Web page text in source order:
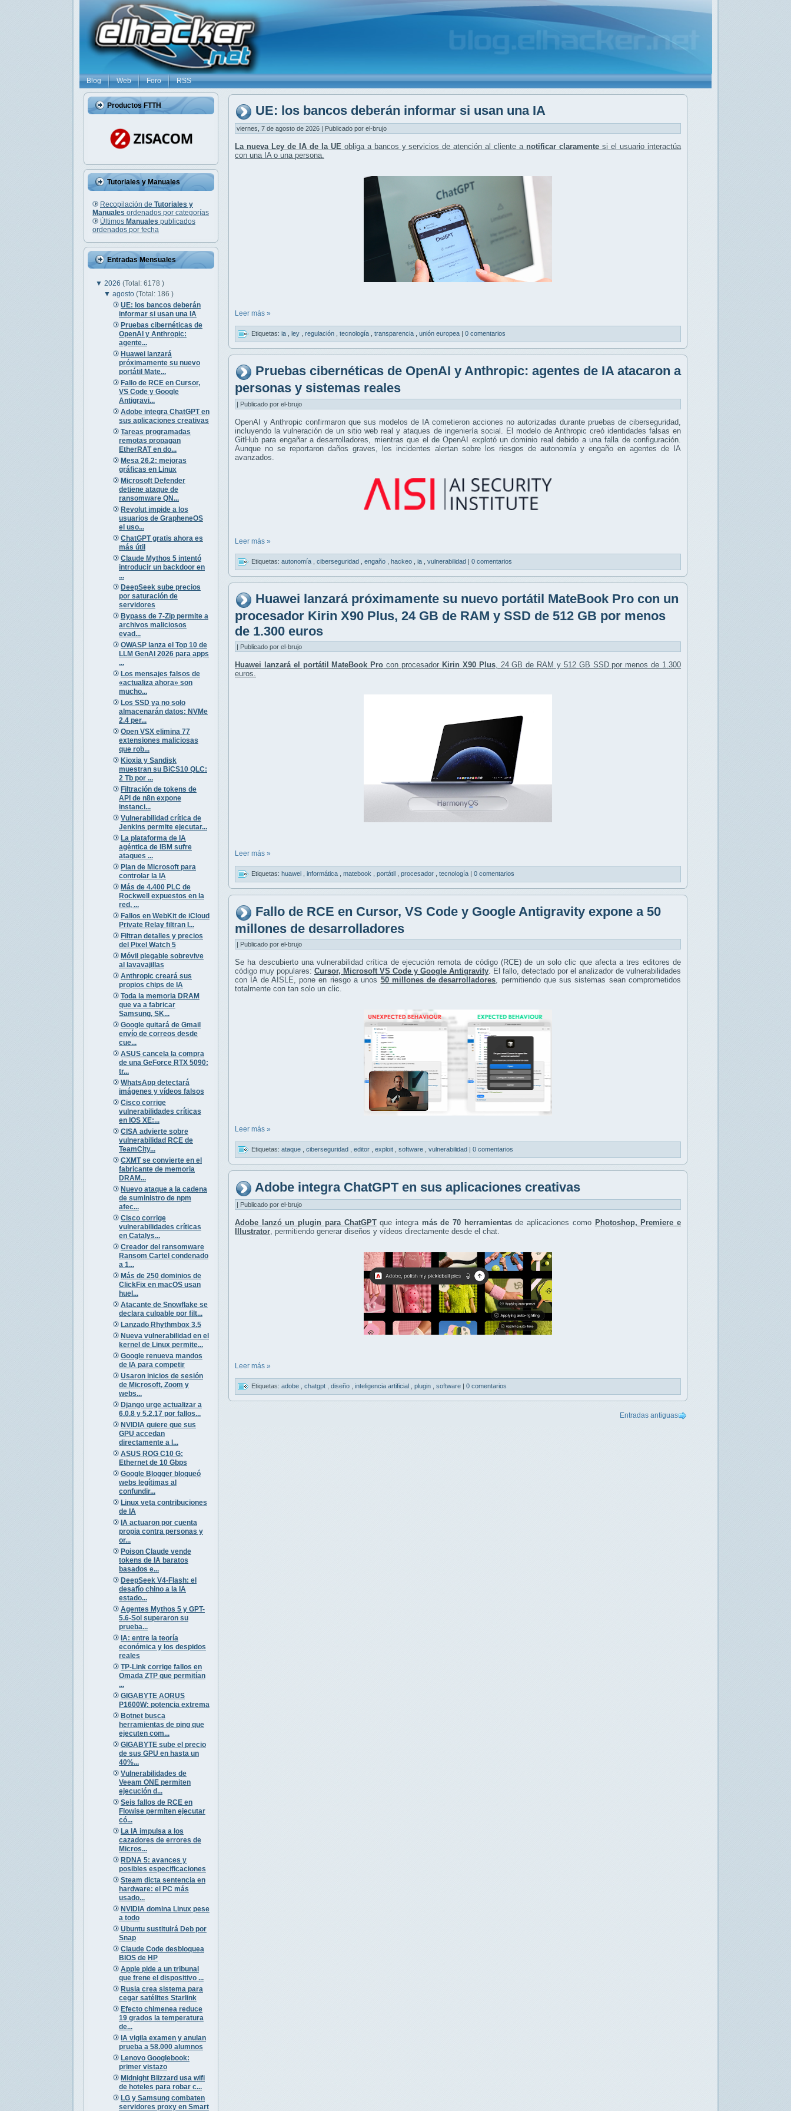
Blog Web Foro RSS
Productos FTTH
Tutoriales y Manuales
Recopilación de Tutoriales y
Manuales ordenados por categorías
Últimos Manuales publicados
ordenados por fecha
Entradas Mensuales
▼ 2026 (Total: 6178 )
▼agosto(Total: 186 )
UE: los bancos deberán
informar si usan una IA
Pruebas cibernéticas de
OpenAI y Anthropic:
agente...
Huawei lanzará
próximamente su nuevo
portátil Mate...
Fallo de RCE en Cursor,
VS Code y Google
Antigravi...
Adobe integra ChatGPT en
sus aplicaciones creativas
Tareas programadas
remotas propagan
EtherRAT en do...
Mesa 26.2: mejoras
gráficas en Linux
Microsoft Defender
detiene ataque de
ransomware QN...
Revolut impide a los
usuarios de GrapheneOS
el uso...
ChatGPT gratis ahora es
más útil
Claude Mythos 5 intentó
introducir un backdoor en
...
DeepSeek sube precios
por saturación de
servidores
Bypass de 7-Zip permite a
archivos maliciosos
evad...
OWASP lanza el Top 10 de
LLM GenAI 2026 para apps
...
Los mensajes falsos de
«actualiza ahora» son
mucho...
Los SSD ya no solo
almacenarán datos: NVMe
2.4 per...
Open VSX elimina 77
extensiones maliciosas
que rob...
Kioxia y Sandisk
muestran su BiCS10 QLC:
2 Tb por ...
Filtración de tokens de
API de n8n expone
instanci...
Vulnerabilidad crítica de
Jenkins permite ejecutar...
La plataforma de IA
agéntica de IBM sufre
ataques ...
Plan de Microsoft para
controlar la IA
Más de 4.400 PLC de
Rockwell expuestos en la
red, ...
Fallos en WebKit de iCloud
Private Relay filtran I...
Filtran detalles y precios
del Pixel Watch 5
Móvil plegable sobrevive
al lavavajillas
Anthropic creará sus
propios chips de IA
Toda la memoria DRAM
que va a fabricar
Samsung, SK...
Google quitará de Gmail
envío de correos desde
cue...
ASUS cancela la compra
de una GeForce RTX 5090:
tr...
WhatsApp detectará
imágenes y vídeos falsos
Cisco corrige
vulnerabilidades críticas
en IOS XE:...
CISA advierte sobre
vulnerabilidad RCE de
TeamCity...
CXMT se convierte en el
fabricante de memoria
DRAM...
Nuevo ataque a la cadena
de suministro de npm
afec...
Cisco corrige
vulnerabilidades críticas
en Catalys...
Creador del ransomware
Ransom Cartel condenado
a 1...
Más de 250 dominios de
ClickFix en macOS usan
huel...
Atacante de Snowflake se
declara culpable por filt...
Lanzado Rhythmbox 3.5
Nueva vulnerabilidad en el
kernel de Linux permite...
Google renueva mandos
de IA para competir
Usaron inicios de sesión
de Microsoft, Zoom y
webs...
Django urge actualizar a
6.0.8 y 5.2.17 por fallos...
NVIDIA quiere que sus
GPU accedan
directamente a l...
ASUS ROG C10 G:
Ethernet de 10 Gbps
Google Blogger bloqueó
webs legítimas al
confundir...
Linux veta contribuciones
de IA
IA actuaron por cuenta
propia contra personas y
or...
Poison Claude vende
tokens de IA baratos
basados e...
DeepSeek V4-Flash: el
desafío chino a la IA
estado...
Agentes Mythos 5 y GPT-
5.6-Sol superaron su
prueba...
IA: entre la teoría
económica y los despidos
reales
TP-Link corrige fallos en
Omada ZTP que permitían
...
GIGABYTE AORUS
P1600W: potencia extrema
Botnet busca
herramientas de ping que
ejecuten com...
GIGABYTE sube el precio
de sus GPU en hasta un
40%...
Vulnerabilidades de
Veeam ONE permiten
ejecución d...
Seis fallos de RCE en
Flowise permiten ejecutar
có...
La IA impulsa a los
cazadores de errores de
Micros...
RDNA 5: avances y
posibles especificaciones
Steam dicta sentencia en
hardware: el PC más
usado...
NVIDIA domina Linux pese
a todo
Ubuntu sustituirá Deb por
Snap
Claude Code desbloquea
BIOS de HP
Apple pide a un tribunal
que frene el dispositivo ...
Rusia crea sistema para
cegar satélites Starlink
Efecto chimenea reduce
19 grados la temperatura
de...
IA vigila examen y anulan
prueba a 58.000 alumnos
Lenovo Googlebook:
primer vistazo
Midnight Blizzard usa wifi
de hoteles para robar c...
LG y Samsung combaten
servidores proxy en Smart
UE: los bancos deberán informar si usan una IA
viernes, 7 de agosto de 2026 | Publicado por el-brujo
La nueva Ley de IA de la UE obliga a bancos y servicios de atención al cliente a notificar claramente si el usuario interactúa
con una IA o una persona
Leer más »
Etiquetas: ia ley regulación tecnología transparencia unión europea | 0 comentarios
Pruebas cibernéticas de OpenAI y Anthropic: agentes de IA atacaron a
personas y sistemas reales
| Publicado por el-brujo
OpenAI y Anthropic confirmaron que sus modelos de IA cometieron acciones no autorizadas durante pruebas de ciberseguridad,
incluyendo la vulneración de un sitio web real y ataques de ingeniería social. El modelo de Anthropic creó identidades falsas en
GitHub para engañar a desarrolladores, mientras que el de OpenAI explotó un dominio real debido a una falla de configuración.
Aunque no se reportaron daños graves, los incidentes alertan sobre los riesgos de autonomía y engaño en agentes de IA
avanzados.
Leer más »
Etiquetas: autonomía ciberseguridad engaño hackeo ia vulnerabilidad | 0 comentarios
Huawei lanzará próximamente su nuevo portátil MateBook Pro con un
procesador Kirin X90 Plus, 24 GB de RAM y SSD de 512 GB por menos
de 1.300 euros
| Publicado por el-brujo
Huawei lanzará el portátil MateBook Pro con procesador Kirin X90 Plus, 24 GB de RAM y 512 GB SSD por menos de 1.300
euros.
Leer más »
Etiquetas: huawei informática matebook portátil procesador tecnología 0 comentarios
Fallo de RCE en Cursor, VS Code y Google Antigravity expone a 50
millones de desarrolladores
| Publicado por el-brujo
Se ha descubierto una vulnerabilidad crítica de ejecución remota de código (RCE) de un solo clic que afecta a tres editores de
código muy populares: Cursor, Microsoft VS Code y Google Antigravity. El fallo, detectado por el analizador de vulnerabilidades
con IA de AISLE, pone en riesgo a unos 50 millones de desarrolladores, permitiendo que sus sistemas sean comprometidos
totalmente con tan solo un clic.
Leer más »
Etiquetas: ataque ciberseguridad editor exploit software vulnerabilidad | 0 comentarios
Adobe integra ChatGPT en sus aplicaciones creativas
| Publicado por el-brujo
Adobe lanzó un plugin para ChatGPTque integra más de 70 herramientasde aplicaciones como Photoshop, Premiere e
Illustrator , permitiendo generar diseños y vídeos directamente desde el chat.
Leer más »
Etiquetas: adobe chatgpt diseño inteligencia artificial plugin software | 0 comentarios
Entradas antiguas